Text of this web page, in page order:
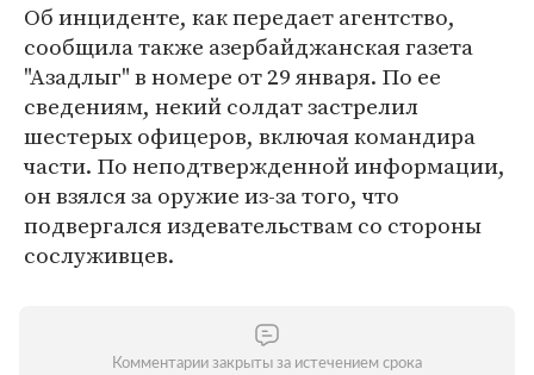
Об инциденте, как передает агентство,
сообщила также азербайджанская газета
"Азадлыг" в номере от 29 января. По ее
сведениям, некий солдат застрелил
шестерых офицеров, включая командира
части. По неподтвержденной информации,
он взялся за оружие из-за того, что
подвергался издевательствам со стороны
сослуживцев.
Комментарии закрыты за истечением срока